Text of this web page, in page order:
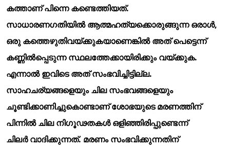
കത്താണ് പിന്നെ കണ്ടെത്തിയത്.
സാധാരണഗതിയില്ആത്മഹത്യക്കൊരുങ്ങുന്ന ഒരാള്,
ഒരു കത്തെഴുതിവയ്ക്കുകയാണെങ്കില്അത് പെട്ടെന്ന്
കണ്ണില്പ്പെടുന്ന സ്ഥലത്തേക്കായിരിക്കും വയ്ക്കുക.
എന്നാല്ഇവിടെ അത് സംഭവിച്ചിട്ടില്ല.
സാഹചര്യങ്ങളെയും ചില സംഭവങ്ങളെയും
ചൂണ്ടിക്കാണിച്ചുകൊണ്ടാണ് ശോഭയുടെ മരണത്തിന്
പിന്നില്ചില നിഗൂഢതകള്ഒളിഞ്ഞിരിപ്പുണ്ടെന്ന്
ചിലര്വാദിക്കുന്നത്. മരണം സംഭവിക്കുന്നതിന്